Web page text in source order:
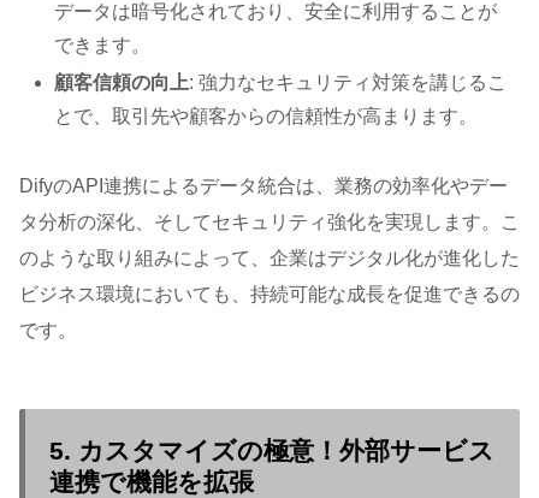
データは暗号化されており、安全に利用することが
できます。
顧客信頼の向上: 強力なセキュリティ対策を講じるこ
とで、取引先や顧客からの信頼性が高まります。
DifyのAPI連携によるデータ統合は、業務の効率化やデー
タ分析の深化、そしてセキュリティ強化を実現します。こ
のような取り組みによって、企業はデジタル化が進化した
ビジネス環境においても、持続可能な成長を促進できるの
です。
5. カスタマイズの極意！外部サービス
連携で機能を拡張